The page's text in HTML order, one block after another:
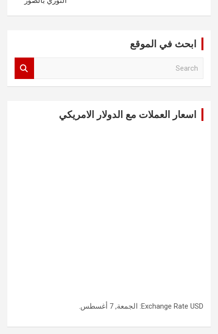
ابحث في الموقع
اسعار العملات مع الدولار الامريكي
Exchange Rate USD : الجمعة, 7 أغسطس.